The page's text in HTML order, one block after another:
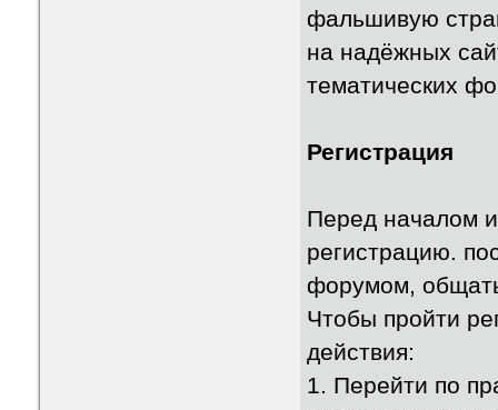
фальшивую
на надёжных
тематических
Регистрация
Перед началом
регистрацию.
форумом,
Чтобы пройти
действия:
1. Перейти по